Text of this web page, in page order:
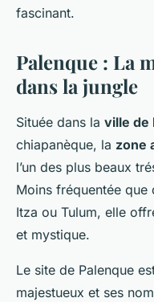
fascinant.
Palenque : La
dans la jungle
Située dans la ville de
chiapanèque, la zone
l’un des plus beaux
Moins fréquentée que
Itza ou Tulum, elle
et mystique.
Le site de Palenque
majestueux et ses